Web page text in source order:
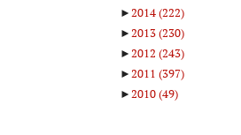
►2014(222)
►2013(230)
►2012 (243)
►2011 (397)
►2010(49)